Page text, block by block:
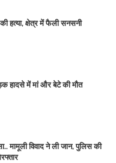
हत्या, क्षेत्र में फैली सनसनी
हादसे में मां और बेटे की मौत
मामूली विवाद ने ली जान, पुलिस की